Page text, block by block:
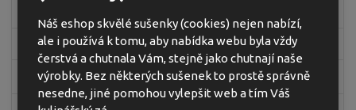
Náš eshop skvělé sušenky (cookies) nejen nabízí,
ale i používá k tomu, aby nabídka webu byla vždy
čerstvá a chutnala Vám, stejně jako chutnají naše
výrobky. Bez některých sušenek to prostě správně
nesedne, jiné pomohou vylepšit web a tím Váš
20,80 Kč
23,30 Kč